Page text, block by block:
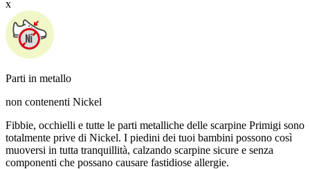
x
Parti in metallo
non contenenti Nickel
Fibbie, occhielli e tutte le parti metalliche delle scarpine Primigi sono
totalmente prive di Nickel. I piedini dei tuoi bambini possono così
muoversi in tutta tranquillità, calzando scarpine sicure e senza
componenti che possano causare fastidiose allergie.